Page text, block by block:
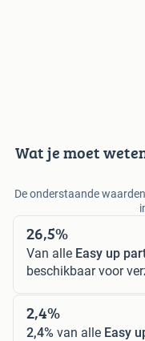
Wat je moet
De onderstaande
26,5%
Van alle Easy up
beschikbaar voor
2,4%
2,4% van alle Easy